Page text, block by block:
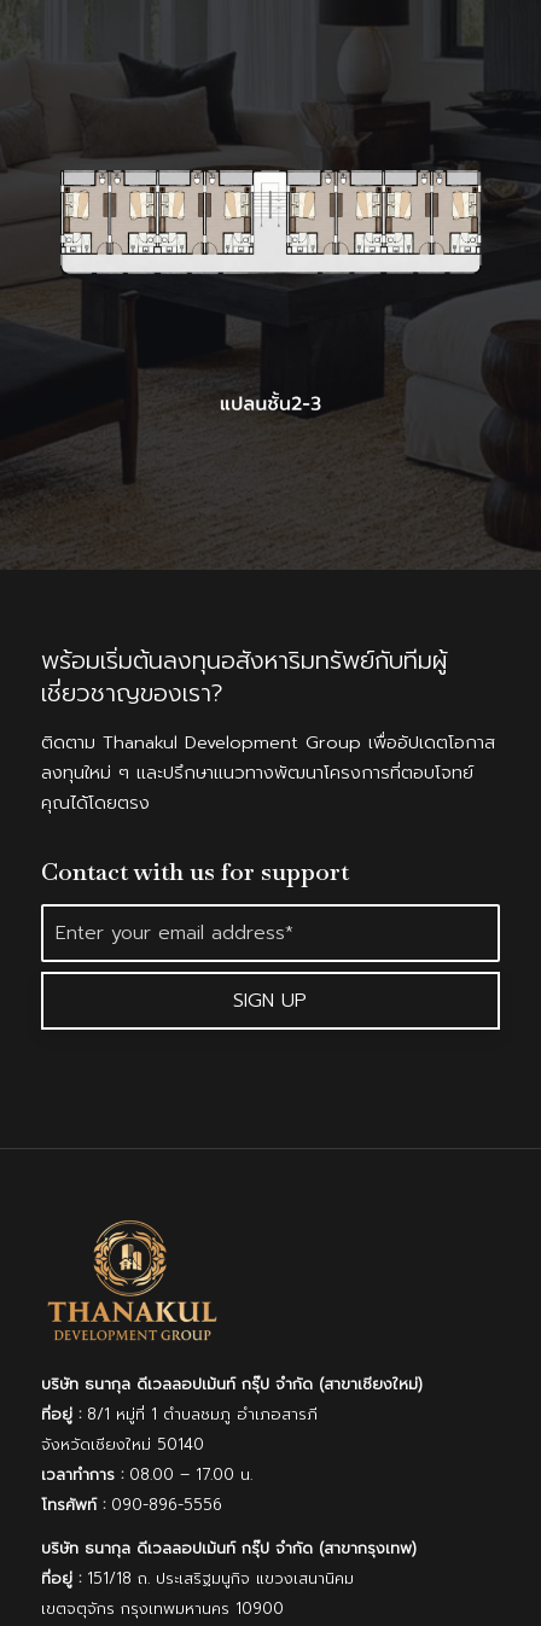
พร้อมเริ่มต้นลงทุนอสังหาริมทรัพย์กับทีมผู้
เชี่ยวชาญของเรา?
ติดตาม Thanakul Development Group เพื่ออัปเดตโอกาส
ลงทุนใหม่ ๆ และปรึกษาแนวทางพัฒนาโครงการที่ตอบโจทย์
คุณได้โดยตรง
Contact with us for support
บริษัท ธนากุล ดีเวลลอปเม้นท์ กรุ๊ป จํากัด (สาขาเชียงใหม่)
ที่อยู่ :8/1 หมู่ที่ 1 ตำบลชมภู อำเภอสารภี
จังหวัดเชียงใหม่ 50140
เวลาทำการ :08.00 – 17.00 น.
โทรศัพท์ :090-896-5556
บริษัท ธนากุล ดีเวลลอปเม้นท์ กรุ๊ป จํากัด (สาขากรุงเทพ)
ที่อยู่ :151/18 ถ. ประเสริฐมนูกิจ แขวงเสนานิคม
เขตจตุจักร กรุงเทพมหานคร 10900